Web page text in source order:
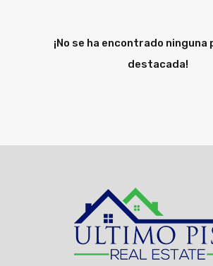
¡No se ha encontrado ninguna
destacada!